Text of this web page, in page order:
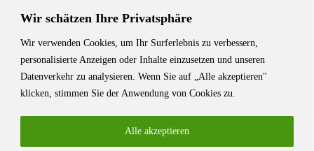
Wir schätzen Ihre Privatsphäre
Wir verwenden Cookies, um Ihr Surferlebnis zu verbessern,
personalisierte Anzeigen oder Inhalte einzusetzen und unseren
Datenverkehr zu analysieren. Wenn Sie auf „Alle akzeptieren"
klicken, stimmen Sie der Anwendung von Cookies zu.
Alle akzeptieren
Das Schriftstellerhaus ist ein beliebter Treffpunkt für Autorinnen und
Autoren aus Stuttgart und der Region sowie ein Veranstaltungsort für
Lesungen, Tagungen und Schreibwerkstätten.